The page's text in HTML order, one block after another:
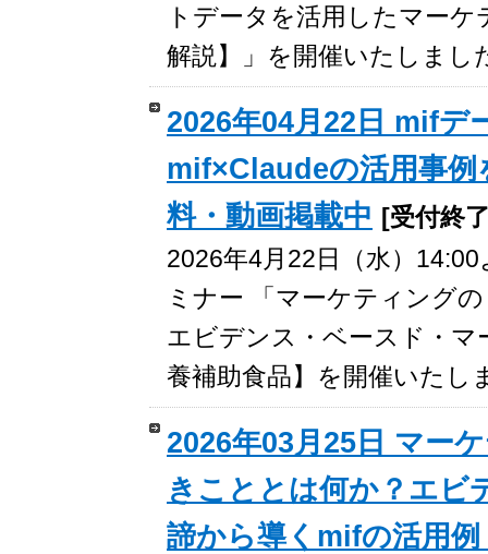
トデータを活用したマー
解説】」を開催いたしまし
2026年04月22日 mifデ
mif×Claudeの活用事例
料・動画掲載中 [受付終
2026年4月22日（水）
ミナー 「マーケティング
エビデンス・ベースド・マ
養補助食品】を開催いたし
2026年03月25日 マー
きこととは何か？エビ
諦から導くmifの活用